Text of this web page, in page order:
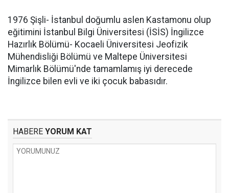
1976 Şişli- İstanbul doğumlu aslen Kastamonu olup
eğitimini İstanbul Bilgi Üniversitesi (İSİS) İngilizce
Hazırlık Bölümü- Kocaeli Üniversitesi Jeofizik
Mühendisliği Bölümü ve Maltepe Üniversitesi
Mimarlık Bölümü'nde tamamlamış iyi derecede
İngilizce bilen evli ve iki çocuk babasıdır.
HABERE YORUM KAT